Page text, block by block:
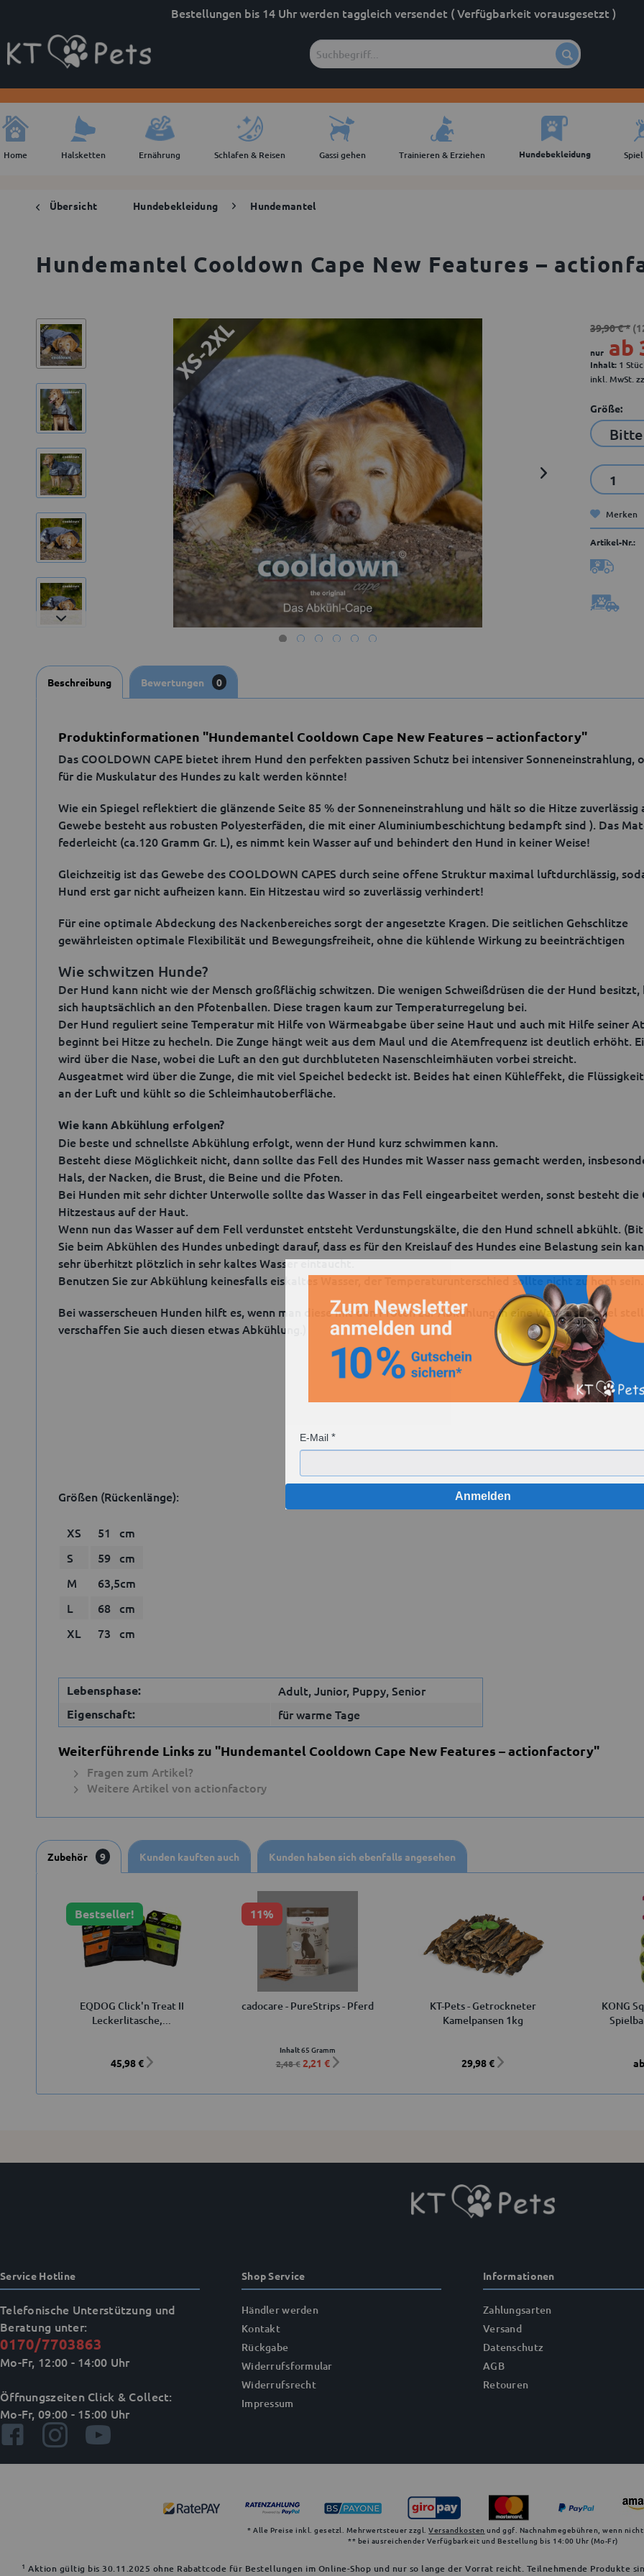
Bestellungen bis 14 Uhr werden taggleich versendet ( Verfügbarkeit vorausgesetzt )
Home Halsketten Ernährung Schlafen & Reisen Gassi gehen Trainieren & Erziehen Hundebekleidung
Übersicht Hundebekleidung Hundemantel
Hundemantel Cooldown Cape New Features –
39,90 € *
nur ab
Inhalt: 1
inkl. MwSt.
Größe:
Merken
Artikel-Nr.:
Beschreibung Bewertungen 0
Produktinformationen "Hundemantel Cooldown Cape New Features – actionfactory"
Das COOLDOWN CAPE bietet ihrem Hund den perfekten passiven Schutz bei intensiver Sonneneinstrahlung,
für die Muskulatur des Hundes zu kalt werden könnte!
Wie ein Spiegel reflektiert die glänzende Seite 85 % der Sonneneinstrahlung und hält so die Hitze zuverlässig
Gewebe besteht aus robusten Polyesterfäden, die mit einer Aluminiumbeschichtung bedampft sind ). Das
federleicht (ca.120 Gramm Gr. L), es nimmt kein Wasser auf und behindert den Hund in keiner Weise!
Gleichzeitig ist das Gewebe des COOLDOWN CAPES durch seine offene Struktur maximal luftdurchlässig,
Hund erst gar nicht aufheizen kann. Ein Hitzestau wird so zuverlässig verhindert!
Für eine optimale Abdeckung des Nackenbereiches sorgt der angesetzte Kragen. Die seitlichen Gehschlitze
gewährleisten optimale Flexibilität und Bewegungsfreiheit, ohne die kühlende Wirkung zu beeinträchtigen
Wie schwitzen Hunde?
Der Hund kann nicht wie der Mensch großflächig schwitzen. Die wenigen Schweißdrüsen die der Hund
sich hauptsächlich an den Pfotenballen. Diese tragen kaum zur Temperaturregelung bei.
Der Hund reguliert seine Temperatur mit Hilfe von Wärmeabgabe über seine Haut und auch mit Hilfe seiner
beginnt bei Hitze zu hecheln. Die Zunge hängt weit aus dem Maul und die Atemfrequenz ist deutlich erhöht.
wird über die Nase, wobei die Luft an den gut durchbluteten Nasenschleimhäuten vorbei streicht.
Ausgeatmet wird über die Zunge, die mit viel Speichel bedeckt ist. Beides hat einen Kühleffekt, die
an der Luft und kühlt so die Schleimhautoberfläche.
Wie kann Abkühlung erfolgen?
Die beste und schnellste Abkühlung erfolgt, wenn der Hund kurz schwimmen kann.
Besteht diese Möglichkeit nicht, dann sollte das Fell des Hundes mit Wasser nass gemacht werden,
Hals, der Nacken, die Brust, die Beine und die Pfoten.
Bei Hunden mit sehr dichter Unterwolle sollte das Wasser in das Fell eingearbeitet werden, sonst besteht die
Hitzestaus auf der Haut.
Wenn nun das Wasser auf dem Fell verdunstet entsteht Verdunstungskälte, die den Hund schnell abkühlt.
Sie beim Abkühlen des Hundes unbedingt darauf, dass es für den Kreislauf des Hundes eine Belastung sein
sehr überhitzt plötzlich in sehr kaltes Wasser eintaucht.
Benutzen Sie zur Abkühlung keinesfalls eiskaltes Wasser, der Temperaturunterschied sollte nicht zu hoch sein.
Bei wasserscheuen Hunden hilft es, wenn man diese mit den Pfoten zur Abkühlung in eine Wasserschüssel
verschaffen Sie auch diesen etwas Abkühlung.)
Größen (Rückenlänge):
XS
51 cm
S
59 cm
M
63,5cm
L
68 cm
XL
73 cm
Lebensphase: Adult, Junior, Puppy, Senior
Eigenschaft: für warme Tage
Weiterführende Links zu "Hundemantel Cooldown Cape New Features – actionfactory"
Fragen zum Artikel?
Weitere Artikel von actionfactory
Zubehör 9 Kunden kauften auch Kunden haben sich ebenfalls angesehen
Bestseller!
EQDOG Click'n Treat II
Leckerlitasche,...
45,98 €
11%
cadocare - PureStrips - Pferd
Inhalt65 Gramm
2,48 € 2,21 €
KT-Pets - Getrockneter
Kamelpansen 1kg
29,98 €
KONG
E-Mail
Anmelden
Service Hotline
Telefonische Unterstützung und
Beratung unter:
0170/7703863
Mo-Fr, 12:00 - 14:00 Uhr
Öffnungszeiten Click & Collect:
Mo-Fr, 09:00 - 15:00 Uhr
Shop Service
Händler werden
Kontakt
Rückgabe
Widerrufsformular
Widerrufsrecht
Impressum
Informationen
Zahlungsarten
Versand
Datenschutz
AGB
Retouren
* Alle Preise inkl. gesetzl. Mehrwertsteuer zzgl.Versandkosten und ggf. Nachnahmegebühren, wenn
** bei ausreichender Verfügbarkeit und Bestellung bis 14:00 Uhr (Mo-Fr)
1 Aktion gültig bis 30.11.2025 ohne Rabattcode für Bestellungen im Online-Shop und nur so lange der Vorrat reicht. Teilnehmende Produkte